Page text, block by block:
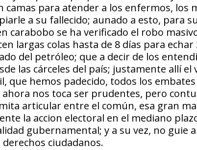
para atender a los enfermos, los
a su fallecido; aunado a esto, para
carabobo se ha verificado el robo
largas colas hasta de 8 días para
del petróleo; que a decir de los
las cárceles del país; justamente allí el
que hemos padecido, todos los
nos toca ser prudentes, pero
articular entre el común, esa gran
la accion electoral en el mediano
gubernamental; y a su vez, no guie
ciudadanos.